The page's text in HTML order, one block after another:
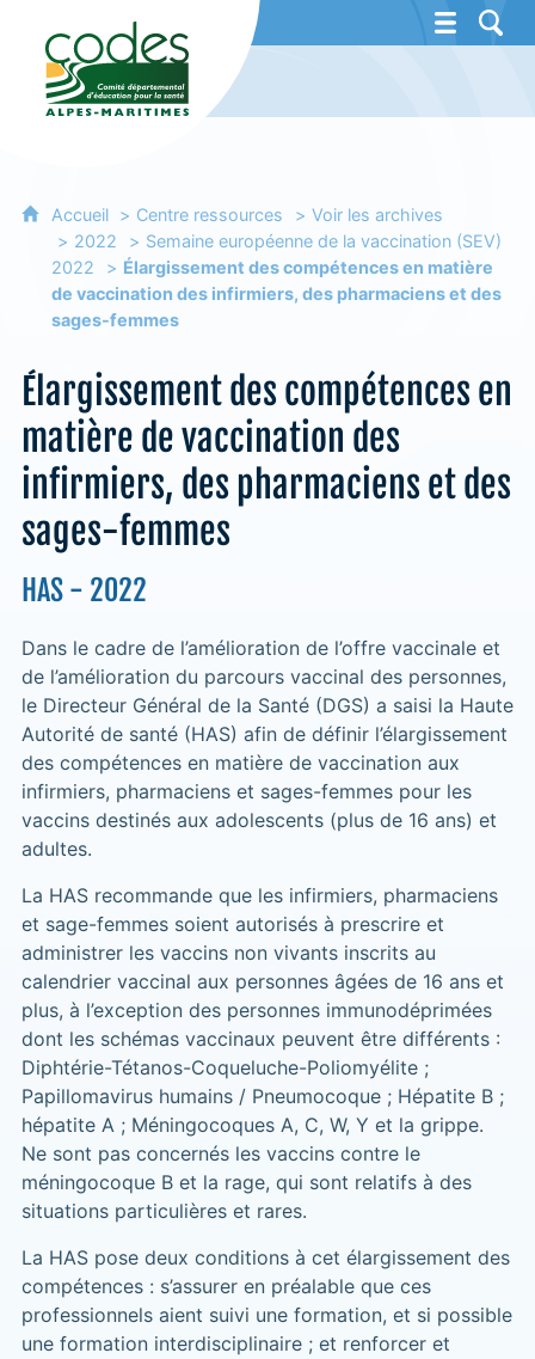
CoDES 06 - Comité départemental
Accueil Centre ressources
Voir les archives
2022
Semaine européenne de la vaccination (SEV)
2022
Élargissement des compétences en matière
de vaccination des infirmiers, des pharmaciens et des
sages-femmes
Élargissement des compétences en
matière de vaccination des
infirmiers, des pharmaciens et des
sages-femmes
HAS - 2022
Dans le cadre de l’amélioration de l’offre vaccinale et
de l’amélioration du parcours vaccinal des personnes,
le Directeur Général de la Santé (DGS) a saisi la Haute
Autorité de santé (HAS) afin de définir l’élargissement
des compétences en matière de vaccination aux
infirmiers, pharmaciens et sages-femmes pour les
vaccins destinés aux adolescents (plus de 16 ans) et
adultes.
La HAS recommande que les infirmiers, pharmaciens
et sage-femmes soient autorisés à prescrire et
administrer les vaccins non vivants inscrits au
calendrier vaccinal aux personnes âgées de 16 ans et
plus, à l’exception des personnes immunodéprimées
dont les schémas vaccinaux peuvent être différents :
Diphtérie-Tétanos-Coqueluche-Poliomyélite ;
Papillomavirus humains / Pneumocoque ; Hépatite B ;
hépatite A ; Méningocoques A, C, W, Y et la grippe.
Ne sont pas concernés les vaccins contre le
méningocoque B et la rage, qui sont relatifs à des
situations particulières et rares.
La HAS pose deux conditions à cet élargissement des
compétences : s’assurer en préalable que ces
professionnels aient suivi une formation, et si possible
une formation interdisciplinaire ; et renforcer et